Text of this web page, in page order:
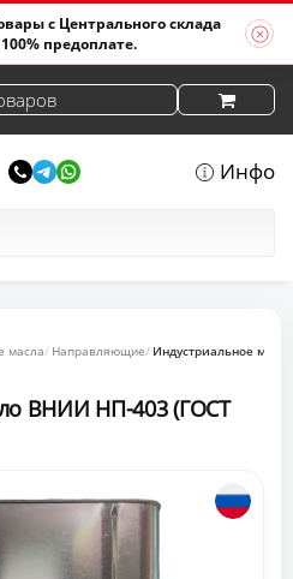
с Центрального склада
предоплате.
Инфо
масла Направляющие Индустриальное
ВНИИ НП-403 (ГОСТ